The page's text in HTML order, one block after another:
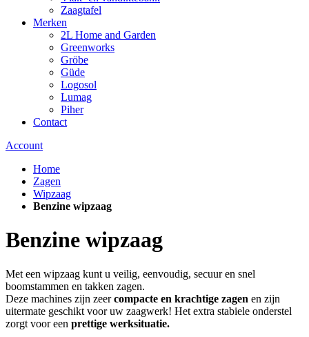
Zaagtafel
Merken
2L Home and Garden
Greenworks
Gröbe
Güde
Logosol
Lumag
Piher
Contact
Account
Home
Zagen
Wipzaag
Benzine wipzaag
Benzine wipzaag
Met een wipzaag kunt u veilig, eenvoudig, secuur en snel
boomstammen en takken zagen.
Deze machines zijn zeercompacte en krachtige zagen en zijn
uitermate geschikt voor uw zaagwerk! Het extra stabiele onderstel
zorgt voor een prettige werksituatie.